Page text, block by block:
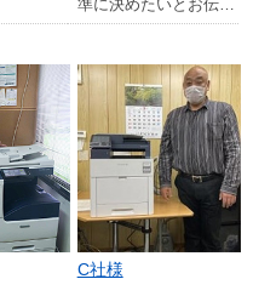
準に決めたいとお伝…
C社様